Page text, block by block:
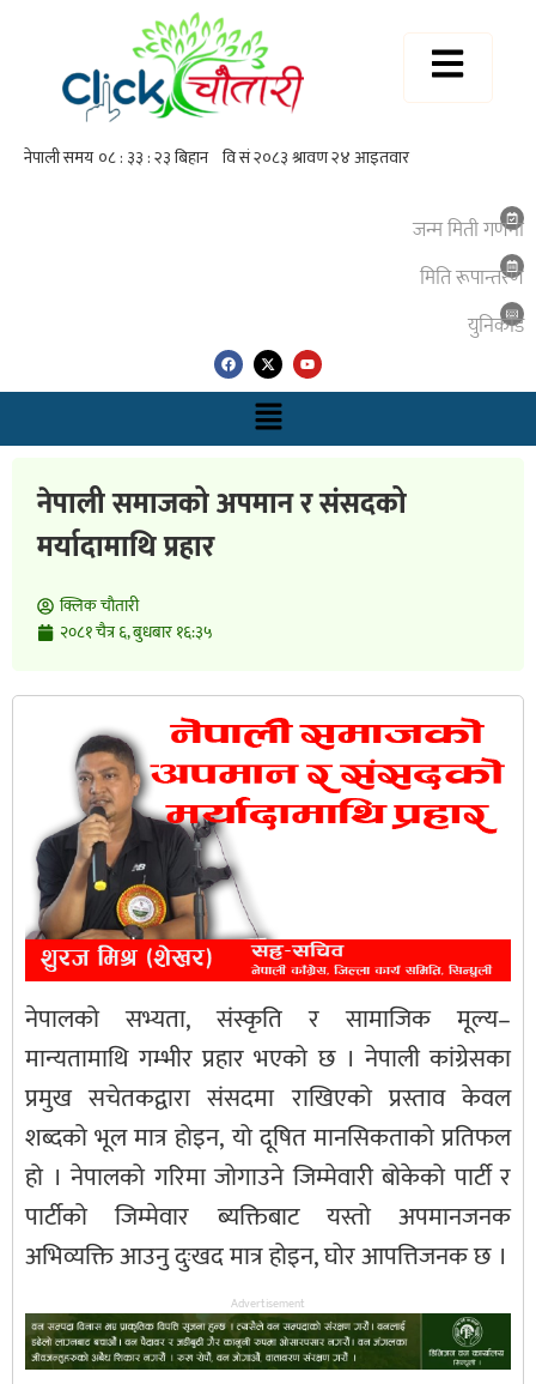
जन्म मिती गणना
मिति रूपान्तरण
युनिकाेड
नेपाली समाजको अपमान र संसदको
मर्यादामाथि प्रहार
क्लिक चाैतारी
२०८१ चैत्र ६, बुधबार १६:३५
नेपालको सभ्यता, संस्कृति र सामाजिक मूल्य–
मान्यतामाथि गम्भीर प्रहार भएको छ । नेपाली कांग्रेसका
प्रमुख सचेतकद्वारा संसदमा राखिएको प्रस्ताव केवल
शब्दको भूल मात्र होइन, यो दूषित मानसिकताको प्रतिफल
हो । नेपालको गरिमा जोगाउने जिम्मेवारी बोकेको पार्टी र
पार्टीको जिम्मेवार ब्यक्तिबाट यस्तो अपमानजनक
अभिव्यक्ति आउनु दुःखद मात्र होइन, घोर आपत्तिजनक छ ।
Advertisement